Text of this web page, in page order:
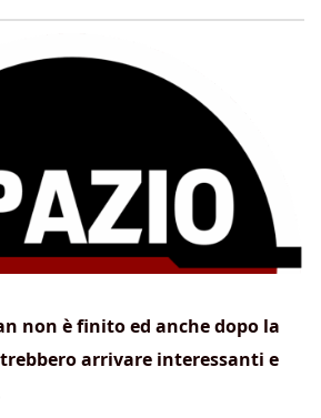
non è finito ed anche dopo la
arrivare interessanti e